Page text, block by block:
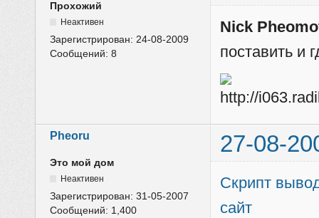
Прохожий
Неактивен
Зарегистрирован:24-08-2009
Сообщений:8
Nick
поставить и
Pheoru 27-08-
Это мой дом
Неактивен
Зарегистрирован:31-05-2007
Сообщений: 1,400
Скрипт
сайт